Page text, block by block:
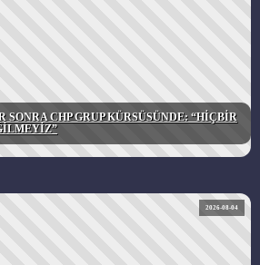
CHP GRUP KÜRSÜSÜNDE: “HİÇBİR
2026-08-04